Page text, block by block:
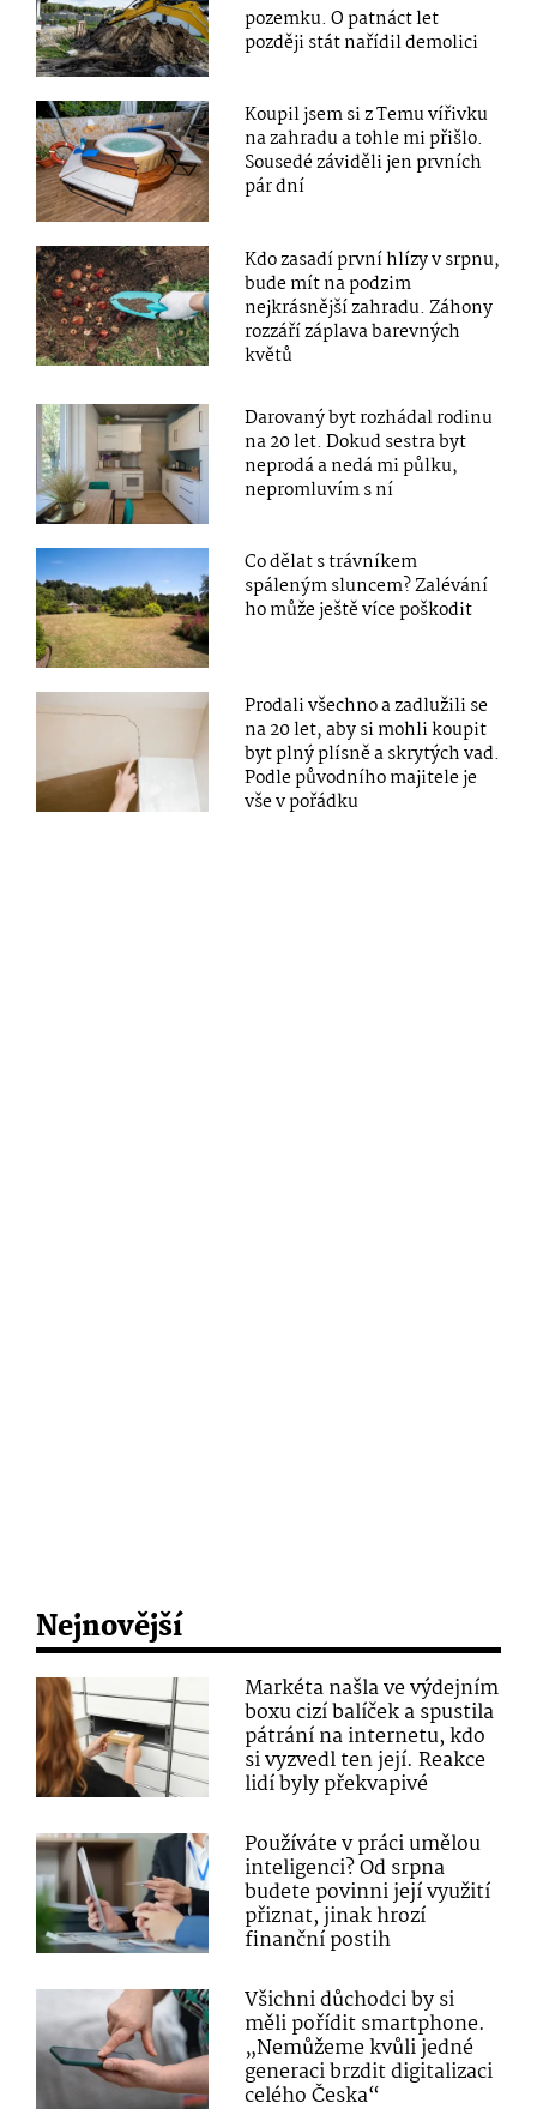
pozemku. O patnáct let
později stát nařídil demolici
Koupil jsem si z Temu vířivku
na zahradu a tohle mi přišlo.
Sousedé záviděli jen prvních
pár dní
Kdo zasadí první hlízy v srpnu,
bude mít na podzim
nejkrásnější zahradu. Záhony
rozzáří záplava barevných
květů
Darovaný byt rozhádal rodinu
na 20 let. Dokud sestra byt
neprodá a nedá mi půlku,
nepromluvím s ní
Co dělat s trávníkem
spáleným sluncem? Zalévání
ho může ještě více poškodit
Prodali všechno a zadlužili se
na 20 let, aby si mohli koupit
byt plný plísně a skrytých vad.
Podle původního majitele je
vše v pořádku
Nejnovější
Markéta našla ve výdejním
boxu cizí balíček a spustila
pátrání na internetu, kdo
si vyzvedl ten její. Reakce
lidí byly překvapivé
Používáte v práci umělou
inteligenci? Od srpna
budete povinni její využití
přiznat, jinak hrozí
finanční postih
Všichni důchodci by si
měli pořídit smartphone.
„Nemůžeme kvůli jedné
generaci brzdit digitalizaci
celého Česka“